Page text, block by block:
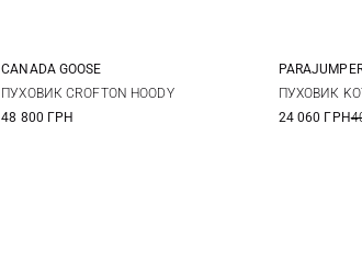
S M L
CANADA GOOSE
ПУХОВИК CROFTON HOODY
48 800 ГРН
M
ПУХОВИК
24 060 ГРН